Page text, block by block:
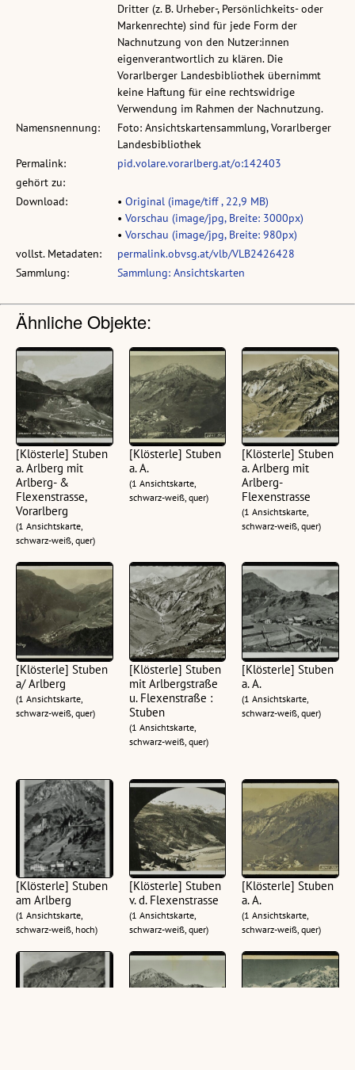
Dritter (z. B. Urheber-, Persönlichkeits- oder
Markenrechte) sind für jede Form der
Nachnutzung von den Nutzer:innen
eigenverantwortlich zu klären. Die
Vorarlberger Landesbibliothek übernimmt
keine Haftung für eine rechtswidrige
Verwendung im Rahmen der Nachnutzung.
Namensnennung:
Foto: Ansichtskartensammlung, Vorarlberger
Landesbibliothek
Permalink:
pid.volare.vorarlberg.at/o:142403
gehört zu:
Download:
• Original (image/tiff , 22,9 MB)
• Vorschau (image/jpg, Breite: 3000px)
• Vorschau (image/jpg, Breite: 980px)
vollst. Metadaten:
permalink.obvsg.at/vlb/VLB2426428
Sammlung:
Sammlung: Ansichtskarten
Ähnliche Objekte:
[Klösterle] Stuben
a. Arlberg mit
Arlberg- &
Flexenstrasse,
Vorarlberg
(1 Ansichtskarte,
schwarz-weiß, quer)
[Klösterle] Stuben
a. A.
(1 Ansichtskarte,
schwarz-weiß, quer)
[Klösterle] Stuben
a. Arlberg mit
Arlberg-
Flexenstrasse
(1 Ansichtskarte,
schwarz-weiß, quer)
[Klösterle] Stuben
a/ Arlberg
(1 Ansichtskarte,
schwarz-weiß, quer)
[Klösterle] Stuben
mit Arlbergstraße
u. Flexenstraße :
Stuben
(1 Ansichtskarte,
schwarz-weiß, quer)
[Klösterle] Stuben
a. A.
(1 Ansichtskarte,
schwarz-weiß, quer)
[Klösterle] Stuben
am Arlberg
(1 Ansichtskarte,
schwarz-weiß, hoch)
[Klösterle] Stuben
v. d. Flexenstrasse
(1 Ansichtskarte,
schwarz-weiß, quer)
[Klösterle] Stuben
a. A.
(1 Ansichtskarte,
schwarz-weiß, quer)